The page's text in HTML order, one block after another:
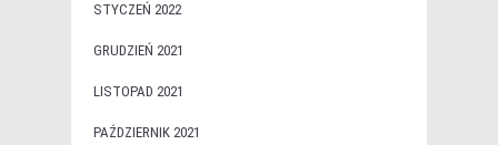
STYCZEŃ 2022
GRUDZIEŃ 2021
LISTOPAD 2021
PAŹDZIERNIK 2021